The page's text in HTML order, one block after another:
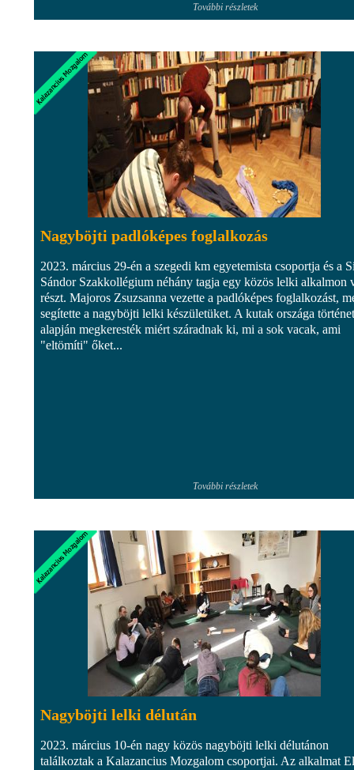
További részletek
Nagyböjti padlóképes foglalkozás
2023. március 29-én a szegedi km egyetemista csoportja és a
Sándor Szakkollégium néhány tagja egy közös lelki alkalmon
részt. Majoros Zsuzsanna vezette a padlóképes foglalkozást,
segítette a nagyböjti lelki készületüket. A kutak országa történet
alapján megkeresték miért száradnak ki, mi a sok vacak, ami
"eltömíti" őket...
További részletek
Nagyböjti lelki délután
2023. március 10-én nagy közös nagyböjti lelki délutánon
találkoztak a Kalazancius Mozgalom csoportjai. Az alkalmat